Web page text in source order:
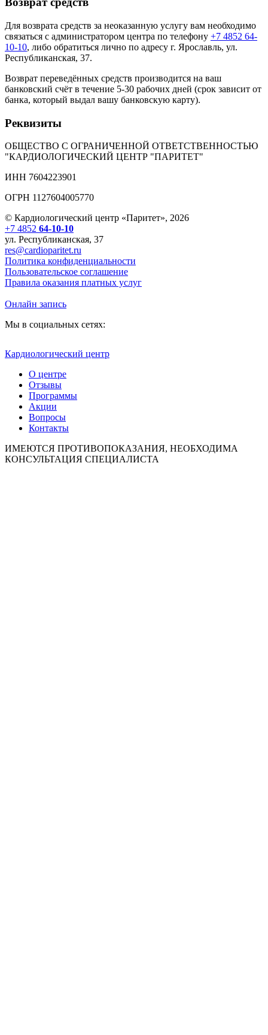
Для возврата средств за неоказанную услугу вам необходимо
связаться с администратором центра по телефону +7 4852 64-
10-10, либо обратиться лично по адресу г. Ярославль, ул.
Республиканская, 37.
Возврат переведённых средств производится на ваш
банковский счёт в течение 5-30 рабочих дней (срок зависит от
банка, который выдал вашу банковскую карту).
Реквизиты
ОБЩЕСТВО С ОГРАНИЧЕННОЙ ОТВЕТСТВЕННОСТЬЮ
"КАРДИОЛОГИЧЕСКИЙ ЦЕНТР "ПАРИТЕТ"
ИНН 7604223901
ОГРН 1127604005770
© Кардиологический центр «Паритет», 2026
+7 4852 64-10-10
ул. Республиканская, 37
res@cardioparitet.ru
Политика конфиденциальности
Пользовательское соглашение
Правила оказания платных услуг
Онлайн запись
Мы в социальных сетях:
Кардиологический центр
О центре
Отзывы
Программы
Акции
Вопросы
Контакты
ИМЕЮТСЯ ПРОТИВОПОКАЗАНИЯ, НЕОБХОДИМА
КОНСУЛЬТАЦИЯ СПЕЦИАЛИСТА